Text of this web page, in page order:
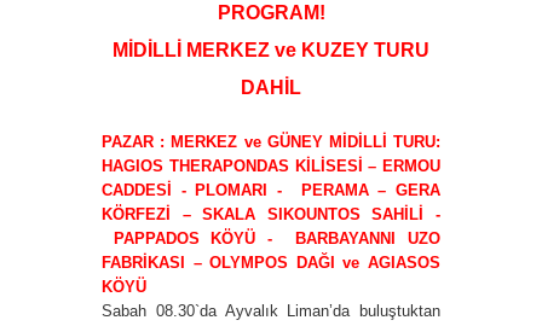
PROGRAM!
MİDİLLİ MERKEZ ve KUZEY TURU
DAHİL
PAZAR : MERKEZ ve GÜNEY MİDİLLİ TURU:
HAGIOS THERAPONDAS KİLİSESİ – ERMOU
CADDESİ - PLOMARI - PERAMA – GERA
KÖRFEZİ – SKALA SIKOUNTOS SAHİLİ -
PAPPADOS KÖYÜ - BARBAYANNI UZO
FABRİKASI – OLYMPOS DAĞI ve AGIASOS
KÖYÜ
Sabah 08.30`da Ayvalık Liman’da buluştuktan